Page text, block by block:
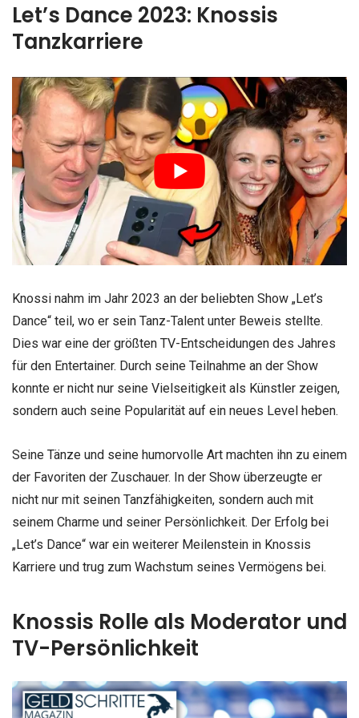
Let’s Dance 2023: Knossis
Tanzkarriere
Knossi nahm im Jahr 2023 an der beliebten Show „Let’s
Dance“ teil, wo er sein Tanz-Talent unter Beweis stellte.
Dies war eine der größten TV-Entscheidungen des Jahres
für den Entertainer. Durch seine Teilnahme an der Show
konnte er nicht nur seine Vielseitigkeit als Künstler zeigen,
sondern auch seine Popularität auf ein neues Level heben.
Seine Tänze und seine humorvolle Art machten ihn zu einem
der Favoriten der Zuschauer. In der Show überzeugte er
nicht nur mit seinen Tanzfähigkeiten, sondern auch mit
seinem Charme und seiner Persönlichkeit. Der Erfolg bei
„Let’s Dance“ war ein weiterer Meilenstein in Knossis
Karriere und trug zum Wachstum seines Vermögens bei.
Knossis Rolle als Moderator und
TV-Persönlichkeit